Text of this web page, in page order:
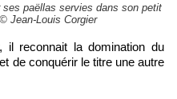
paëllas servies dans son petit
Jean-Louis Corgier
de conquérir le titre une autre